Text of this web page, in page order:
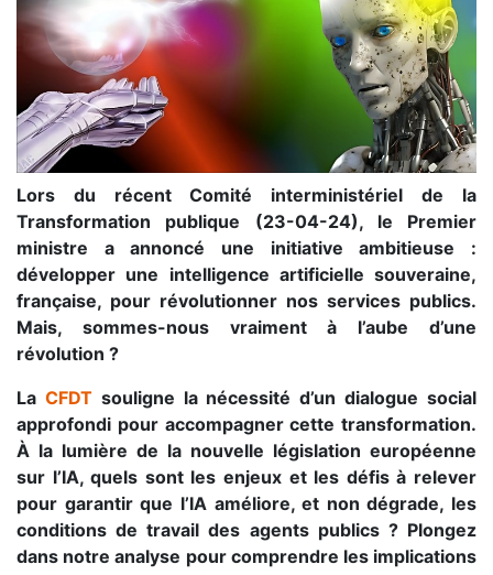
Lors du récent Comité interministériel de la
Transformation publique (23-04-24), le Premier
ministre a annoncé une initiative ambitieuse :
développer une intelligence artificielle souveraine,
française, pour révolutionner nos services publics.
Mais, sommes-nous vraiment à l’aube d’une
révolution ?
La CFDTsouligne la nécessité d’un dialogue social
approfondi pour accompagner cette transformation.
À la lumière de la nouvelle législation européenne
sur l’IA, quels sont les enjeux et les défis à relever
pour garantir que l’IA améliore, et non dégrade, les
conditions de travail des agents publics ? Plongez
dans notre analyse pour comprendre les implications